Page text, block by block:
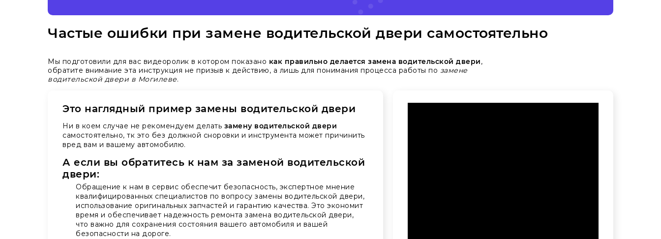
Частые ошибки при замене водительской двери самостоятельно
Мы подготовили для вас видеоролик в котором показано как правильно делается замена водительской двери,
обратите внимание эта инструкция не призыв к действию, а лишь для понимания процесса работы по замене
водительской двери в Могилеве.
Это наглядный пример замены водительской двери
Ни в коем случае не рекомендуем делать замену водительской двери
самостоятельно, тк это без должной сноровки и инструмента может причинить
вред вам и вашему автомобилю.
А если вы обратитесь к нам за заменой водительской
двери:
Обращение к нам в сервис обеспечит безопасность, экспертное мнение
квалифицированных специалистов по вопросу замены водительской двери,
использование оригинальных запчастей и гарантию качества. Это экономит
время и обеспечивает надежность ремонта замена водительской двери,
что важно для сохранения состояния вашего автомобиля и вашей
безопасности на дороге.